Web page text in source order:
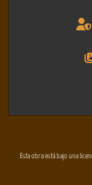
Esta obra está bajo una